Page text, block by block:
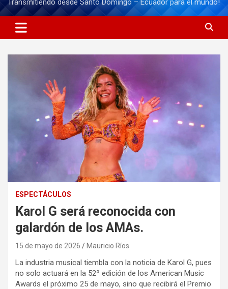
Transmitiendo desde Santo Domingo – Ecuador para el mundo!
ESPECTÁCULOS
Karol G será reconocida con
galardón de los AMAs.
15 de mayo de 2026 Mauricio Ríos
La industria musical tiembla con la noticia de Karol G, pues
no solo actuará en la 52ª edición de los American Music
Awards el próximo 25 de mayo, sino que recibirá el Premio